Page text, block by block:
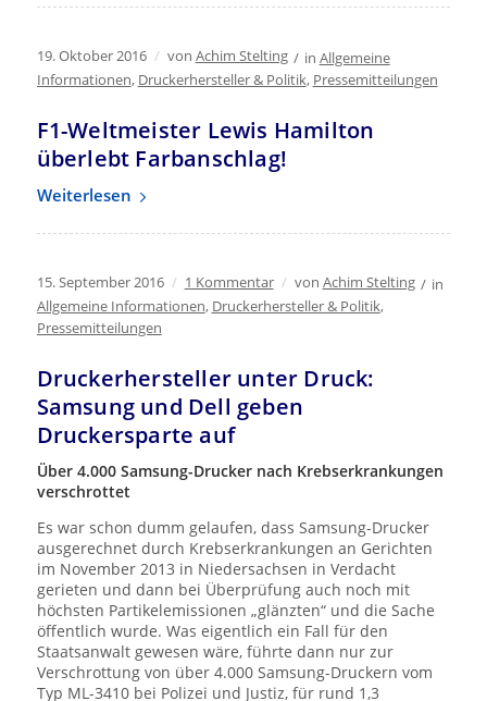
19. Oktober 2016 / von Achim Stelting / in Allgemeine
Informationen, Druckerhersteller & Politik, Pressemitteilungen
F1-Weltmeister Lewis Hamilton
überlebt Farbanschlag!
Weiterlesen
15. September 2016 / 1 Kommentar / von Achim Stelting / in
Allgemeine Informationen, Druckerhersteller & Politik,
Pressemitteilungen
Druckerhersteller unter Druck:
Samsung und Dell geben
Druckersparte auf
Über 4.000 Samsung-Drucker nach Krebserkrankungen
verschrottet
Es war schon dumm gelaufen, dass Samsung-Drucker
ausgerechnet durch Krebserkrankungen an Gerichten
im November 2013 in Niedersachsen in Verdacht
gerieten und dann bei Überprüfung auch noch mit
höchsten Partikelemissionen „glänzten“ und die Sache
öffentlich wurde. Was eigentlich ein Fall für den
Staatsanwalt gewesen wäre, führte dann nur zur
Verschrottung von über 4.000 Samsung-Druckern vom
Typ ML-3410 bei Polizei und Justiz, für rund 1,3